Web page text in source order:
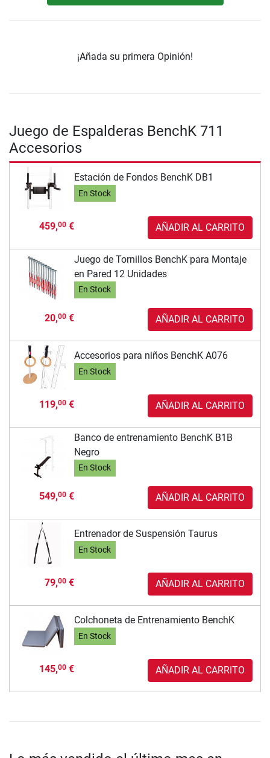
¡Añada su primera Opinión!
Juego de Espalderas BenchK 711
Accesorios
Estación de Fondos BenchK DB1
En Stock
459,00€ AÑADIR AL CARRITO
Juego de Tornillos BenchK para Montaje
en Pared 12 Unidades
En Stock
20,00€ AÑADIR AL CARRITO
Accesorios para niños BenchK A076
En Stock
119,00€ AÑADIR AL CARRITO
Banco de entrenamiento BenchK B1B
Negro
En Stock
549,00€ AÑADIR AL CARRITO
Entrenador de Suspensión Taurus
En Stock
79,00€ AÑADIR AL CARRITO
Colchoneta de Entrenamiento BenchK
En Stock
145,00€ AÑADIR AL CARRITO